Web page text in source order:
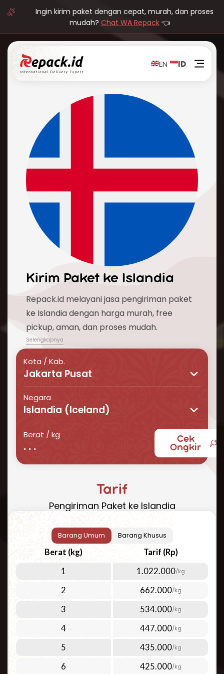
Ingin kirim paket dengan cepat, murah, dan proses
mudah? Chat WA Repack👈
EN ID
Kirim Paket ke Islandia
Repack.id melayani jasa pengiriman paket
ke Islandia dengan harga murah, free
pickup, aman, dan proses mudah.
Butuh layanan pengiriman barang ke Islandia
yang cepat, aman, dan terjangkau? Repack.id
pengiriman paket ke Islandia Anda. Dengan
pengalaman bertahun-tahun dalam industri
logistik internasional, kami menawarkan
diandalkan ke Islandia dan 200+ negara lainnya
di seluruh dunia.
Cara Kirim Paket ke Islandia yang
Mudah dan Efisien
Kirim paket ke Islandia
kini menjadi lebih mudah
dengan layanan Repack.id. Kami fokus pada
untuk memenuhi berbagai kebutuhan
pelanggan. Pengiriman udara menjadi pilihan
ideal untuk:
Kota / Kab.
Jakarta Pusat
Negara
Islandia (Iceland)
Berat / kg
Cek
Ongkir
Tarif
Pengiriman Paket ke Islandia
Barang Umum Barang Khusus
Berat (kg)
Tarif (Rp)
1
1.022.000/kg
2 662.000/kg
3 534.000/kg
4 447.000/kg
5 435.000/kg
6 425.000/kg